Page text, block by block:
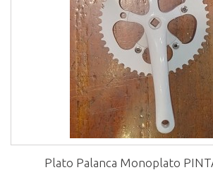
Plato Palanca Monoplato